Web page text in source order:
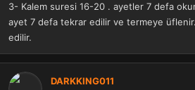
3- Kalem suresi 16-20 . ayetler 7 defa
ayet 7 defa tekrar edilir ve termeye
edilir.
DARKKING011